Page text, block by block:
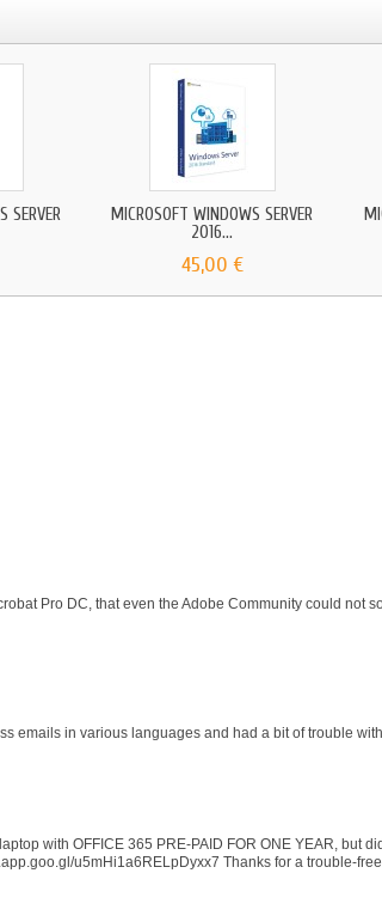
SERVER
MICROSOFT WINDOWS SERVER
2016...
45,00 €
Pro DC, that even the Adobe Community could not
emails in various languages and had a bit of trouble
with OFFICE 365 PRE-PAID FOR ONE YEAR,
u5mHi1a6RELpDyxx7 Thanks for a trouble-